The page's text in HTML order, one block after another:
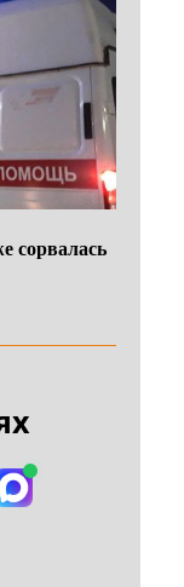
сорвалась